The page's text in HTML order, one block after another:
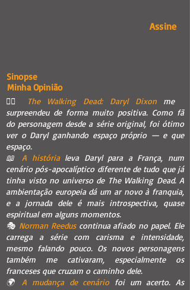
Assine
Sinopse
Minha Opinião
🧟‍♂️ The Walking Dead: Daryl Dixonme
surpreendeu de forma muito positiva. Como fã
do personagem desde a série original, foi ótimo
ver o Daryl ganhando espaço próprio — e que
espaço.
📖A histórialeva Daryl para a França, num
cenário pós-apocalíptico diferente de tudo que já
tinha visto no universo de The Walking Dead. A
ambientação europeia dá um ar novo à franquia,
e a jornada dele é mais introspectiva, quase
espiritual em alguns momentos.
🎭 Norman Reeduscontinua afiado no papel. Ele
carrega a série com carisma e intensidade,
mesmo falando pouco. Os novos personagens
também me cativaram, especialmente os
franceses que cruzam o caminho dele.
🌍A mudança de cenáriofoi um acerto. As